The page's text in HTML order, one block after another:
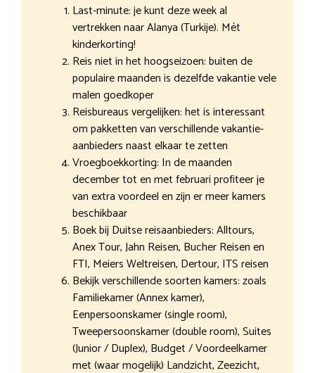
Last-minute: je kunt deze week al
vertrekken naar Alanya (Turkije). Mét
kinderkorting!
Reis niet in het hoogseizoen: buiten de
populaire maanden is dezelfde vakantie vele
malen goedkoper
Reisbureaus vergelijken: het is interessant
om pakketten van verschillende vakantie-
aanbieders naast elkaar te zetten
Vroegboekkorting: In de maanden
december tot en met februari profiteer je
van extra voordeel en zijn er meer kamers
beschikbaar
Boek bij Duitse reisaanbieders: Alltours,
Anex Tour, Jahn Reisen, Bucher Reisen en
FTI, Meiers Weltreisen, Dertour, ITS reisen
Bekijk verschillende soorten kamers: zoals
Familiekamer (Annex kamer),
Eenpersoonskamer (single room),
Tweepersoonskamer (double room), Suites
(Junior / Duplex), Budget / Voordeelkamer
met (waar mogelijk) Landzicht, Zeezicht,